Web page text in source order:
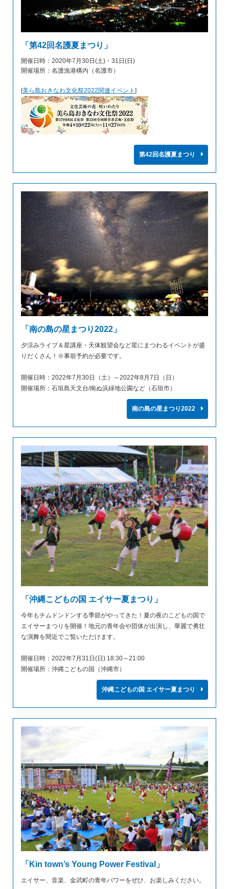
「第42回名護夏まつり」
開催日時：2020年7月30日(土)・31日(日)
開催場所：名護漁港構内（名護市）
[美ら島おきなわ文化祭2022関連イベント ]
第42回名護夏まつり
「南の島の星まつり2022」
夕涼みライブ＆星講座・天体観望会など星にまつわるイベントが盛
りだくさん！※事前予約が必要です。
開催日時：2022年7月30日（土）～2022年8月7日（日）
開催場所：石垣島天文台/南ぬ浜緑地公園など（石垣市）
南の島の星まつり2022
「沖縄こどもの国 エイサー夏まつり」
今年もチムドンドンする季節がやってきた！夏の夜のこどもの国で
エイサーまつりを開催！地元の青年会や団体が出演し、華麗で勇壮
な演舞を間近でご覧いただけます。
開催日時：2022年7月31日(日) 18:30～21:00
開催場所：沖縄こどもの国（沖縄市）
沖縄こどもの国 エイサー夏まつり
「Kin town’s Young Power Festival」
エイサー、音楽、金武町の青年パワーをぜひ、お楽しみください。